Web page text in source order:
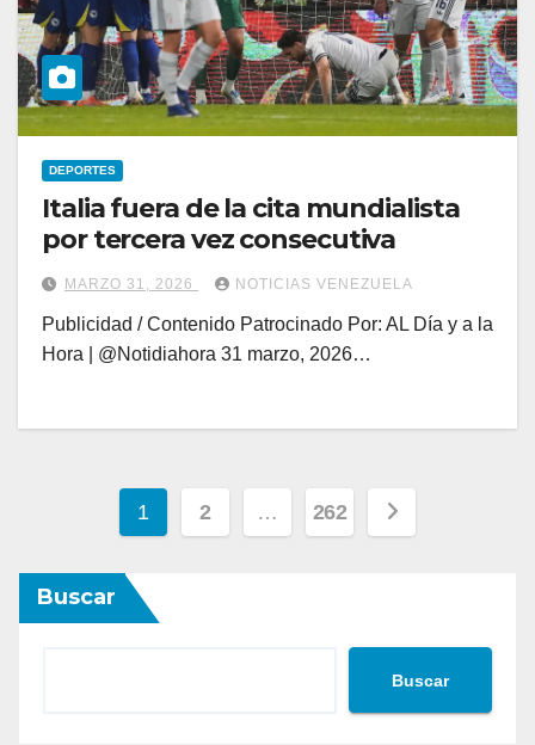
DEPORTES
Italia fuera de la cita mundialista
por tercera vez consecutiva
MARZO 31, 2026 NOTICIAS VENEZUELA
Publicidad / Contenido Patrocinado Por: AL Día y a la
Hora | @Notidiahora 31 marzo, 2026…
Paginación
de
entradas
1 2 … 262
Buscar
Buscar